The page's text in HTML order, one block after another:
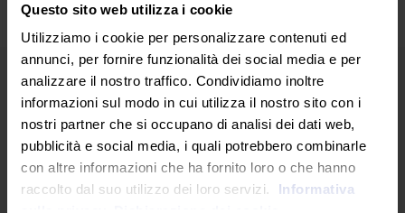
Questo sito web utilizza i cookie
Utilizziamo i cookie per personalizzare contenuti ed
annunci, per fornire funzionalità dei social media e per
analizzare il nostro traffico. Condividiamo inoltre
informazioni sul modo in cui utilizza il nostro sito con i
nostri partner che si occupano di analisi dei dati web,
pubblicità e social media, i quali potrebbero combinarle
con altre informazioni che ha fornito loro o che hanno
raccolto dal suo utilizzo dei loro servizi.
Informativa
ARTICOLI RECENTI